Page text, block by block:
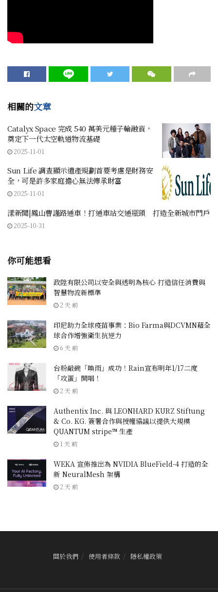
相關的文章
Catalyx Space 完成 540 萬美元種子輪融資，
奠定下一代太空軌道物流基礎
2025-11-01
Sun Life 調查顯示遺產規劃首要考慮是財務安
全，可是許多家庭擔心無法傳承財富
2025-11-01
漾新聞|鳳山曹謹路通車！打通車站交通瓶頸 打造全新城市門戶
2025-10-31
你可能想看
政陞有限公司以安全與透明為核心 打造信任消費與
智慧物流新標準
2 天 前
印尼助力全球疫苗事業：Bio Farma與DCVMN藉全
球合作增強衛生抗逆力
6 天 前
台粉敲碗「喚雨」成功！Rain宣布明年1/17二度
「攻蛋」開唱！
2 天 前
Authentix Inc. 與 LEONHARD KURZ Stiftung
& Co. KG. 簽署合作與授權協議以提供大規模
QUANTUM stripe™ 生產
1 天 前
WEKA 宣佈推出為 NVIDIA BlueField-4 打造的全
新 NeuralMesh 架構
2 天 前
關於我們 使用者條款 隱私權政策